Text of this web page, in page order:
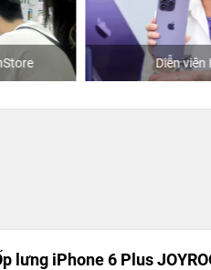
Diễn viên
lưng iPhone 6 Plus